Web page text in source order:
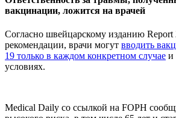
вакцинации, ложится на врачей
Согласно швейцарскому изданию Report
рекомендации, врачи могут вводить
19 только в каждом конкретном случае и
условиях.
Medical Daily со ссылкой на FOPH